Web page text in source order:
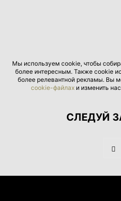
Мы используем cookie, чтобы
более интересным. Также cookie
более релевантной рекламы. Вы
cookie-файлах и изменить
СЛЕДУЙ